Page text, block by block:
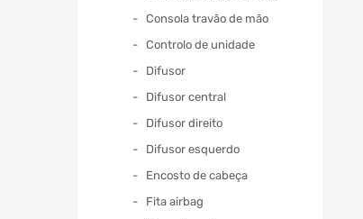
Consola travão de mão
Controlo de unidade
Difusor
Difusor central
Difusor direito
Difusor esquerdo
Encosto de cabeça
Fita airbag